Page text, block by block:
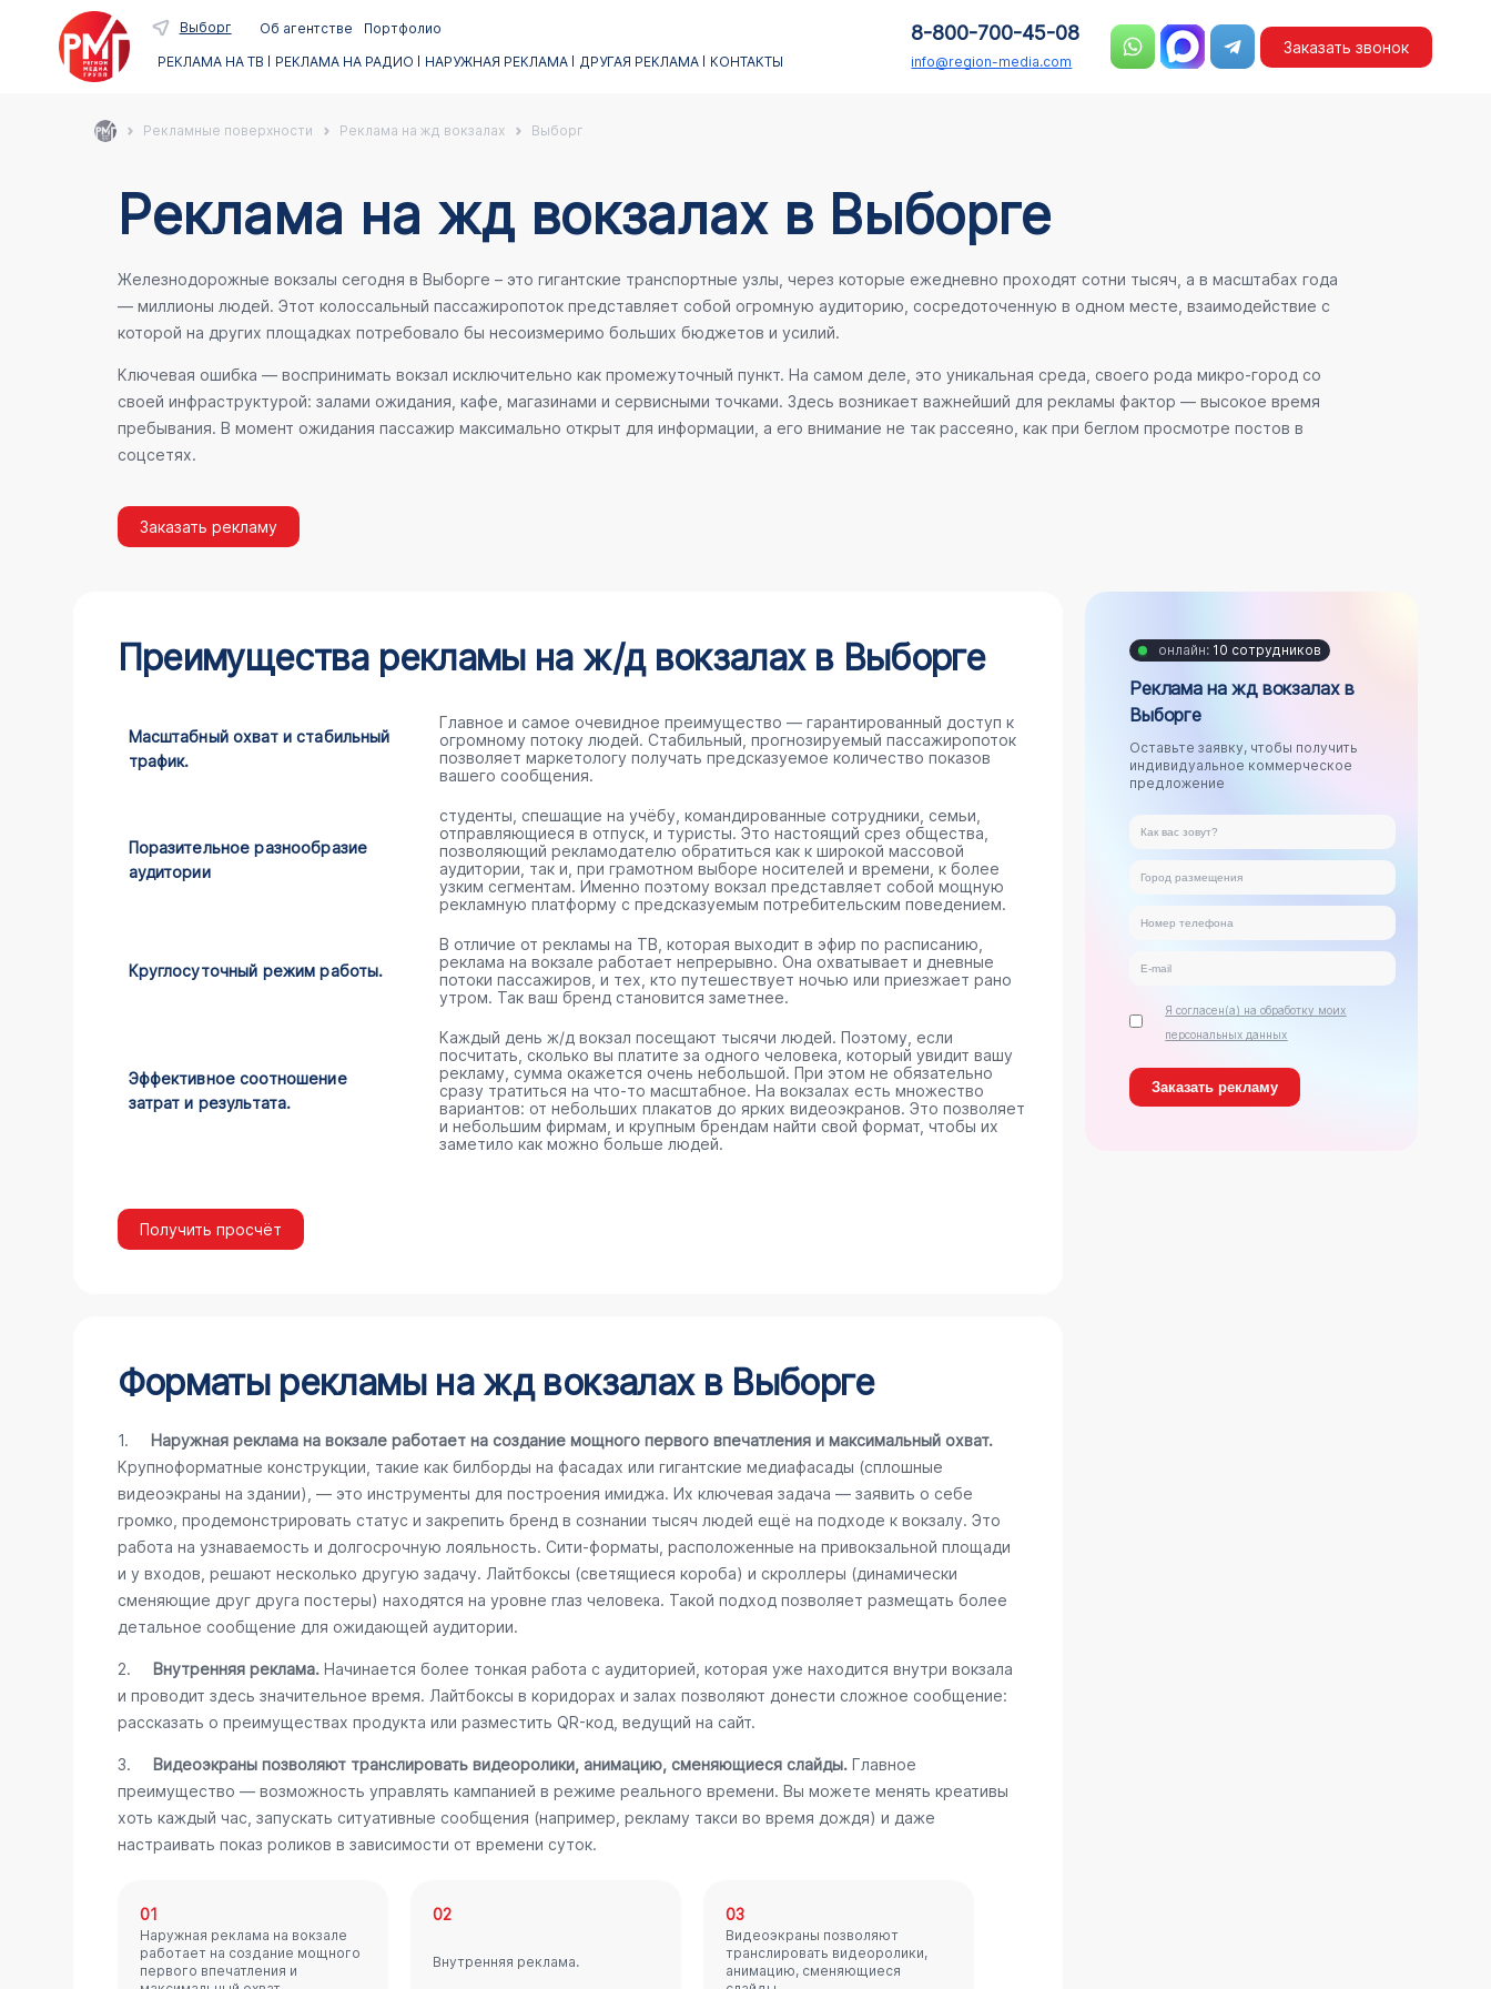
Выборг Об агентстве
Портфолио
РЕКЛАМА НА ТВ
РЕКЛАМА НА РАДИО НАРУЖНАЯ РЕКЛАМА ДРУГАЯ РЕКЛАМА КОНТАКТЫ
8-800-700-45-08
info@region-media.com
Заказать звонок
Рекламные поверхности Реклама на жд вокзалах Выборг
Реклама на жд вокзалах в Выборге
Железнодорожные вокзалы сегодня в Выборге – это гигантские транспортные узлы, через которые ежедневно проходят сотни тысяч, а в масштабах года
— миллионы людей. Этот колоссальный пассажиропоток представляет собой огромную аудиторию, сосредоточенную в одном месте, взаимодействие с
которой на других площадках потребовало бы несоизмеримо больших бюджетов и усилий.
Ключевая ошибка — воспринимать вокзал исключительно как промежуточный пункт. На самом деле, это уникальная среда, своего рода микро-город со
своей инфраструктурой: залами ожидания, кафе, магазинами и сервисными точками. Здесь возникает важнейший для рекламы фактор — высокое время
пребывания. В момент ожидания пассажир максимально открыт для информации, а его внимание не так рассеяно, как при беглом просмотре постов в
соцсетях.
Заказать рекламу
Преимущества рекламы на ж/д вокзалах в Выборге
Масштабный охват и стабильный
трафик.
Главное и самое очевидное преимущество — гарантированный доступ к
огромному потоку людей. Стабильный, прогнозируемый пассажиропоток
позволяет маркетологу получать предсказуемое количество показов
вашего сообщения.
Поразительное разнообразие
аудитории
студенты, спешащие на учёбу, командированные сотрудники, семьи,
отправляющиеся в отпуск, и туристы. Это настоящий срез общества,
позволяющий рекламодателю обратиться как к широкой массовой
аудитории, так и, при грамотном выборе носителей и времени, к более
узким сегментам. Именно поэтому вокзал представляет собой мощную
рекламную платформу с предсказуемым потребительским поведением.
Круглосуточный режим работы.
В отличие от рекламы на ТВ, которая выходит в эфир по расписанию,
реклама на вокзале работает непрерывно. Она охватывает и дневные
потоки пассажиров, и тех, кто путешествует ночью или приезжает рано
утром. Так ваш бренд становится заметнее.
Эффективное соотношение
затрат и результата.
Каждый день ж/д вокзал посещают тысячи людей. Поэтому, если
посчитать, сколько вы платите за одного человека, который увидит вашу
рекламу, сумма окажется очень небольшой. При этом не обязательно
сразу тратиться на что-то масштабное. На вокзалах есть множество
вариантов: от небольших плакатов до ярких видеоэкранов. Это позволяет
и небольшим фирмам, и крупным брендам найти свой формат, чтобы их
заметило как можно больше людей.
Получить просчёт
Форматы рекламы на жд вокзалах в Выборге
1. Наружная реклама на вокзале работает на создание мощного первого впечатления и максимальный охват.
Крупноформатные конструкции, такие как билборды на фасадах или гигантские медиафасады (сплошные
видеоэкраны на здании), — это инструменты для построения имиджа. Их ключевая задача — заявить о себе
громко, продемонстрировать статус и закрепить бренд в сознании тысяч людей ещё на подходе к вокзалу. Это
работа на узнаваемость и долгосрочную лояльность. Сити-форматы, расположенные на привокзальной площади
и у входов, решают несколько другую задачу. Лайтбоксы (светящиеся короба) и скроллеры (динамически
сменяющие друг друга постеры) находятся на уровне глаз человека. Такой подход позволяет размещать более
детальное сообщение для ожидающей аудитории.
2. Внутренняя реклама. Начинается более тонкая работа с аудиторией, которая уже находится внутри вокзала
и проводит здесь значительное время. Лайтбоксы в коридорах и залах позволяют донести сложное сообщение:
рассказать о преимуществах продукта или разместить QR-код, ведущий на сайт.
3. Видеоэкраны позволяют транслировать видеоролики, анимацию, сменяющиеся слайды.Главное
преимущество — возможность управлять кампанией в режиме реального времени. Вы можете менять креативы
хоть каждый час, запускать ситуативные сообщения (например, рекламу такси во время дождя) и даже
настраивать показ роликов в зависимости от времени суток.
01
Наружная реклама на вокзале
работает на создание мощного
первого впечатления и
02
Внутренняя реклама.
03
Видеоэкраны позволяют
транслировать видеоролики,
анимацию, сменяющиеся
онлайн: 10 сотрудников
Реклама на жд вокзалах в
Выборге
Оставьте заявку, чтобы получить
индивидуальное коммерческое
предложение
Я согласен(а) на обработку моих
персональных данных